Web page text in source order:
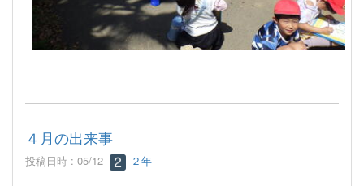
４月の出来事
投稿日時 : 05/12 ２年